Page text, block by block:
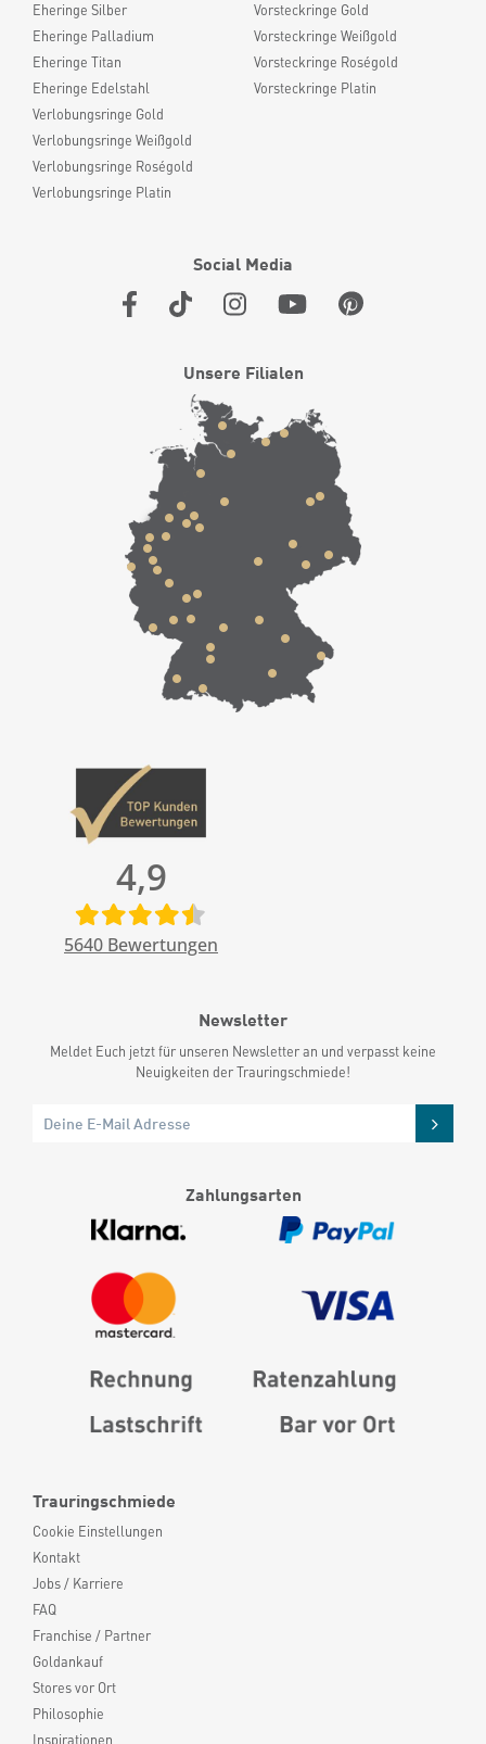
Eheringe Silber
Eheringe Palladium
Eheringe Titan
Eheringe Edelstahl
Verlobungsringe Gold
Verlobungsringe Weißgold
Verlobungsringe Roségold
Verlobungsringe Platin
Vorsteckringe Gold
Vorsteckringe Weißgold
Vorsteckringe Roségold
Vorsteckringe Platin
Trauringschmiede
Cookie Einstellungen
Kontakt
Jobs / Karriere
FAQ
Franchise / Partner
Goldankauf
Stores vor Ort
Philosophie
Inspirationen
Social Media
Unsere Filialen
4,9
5640 Bewertungen
Newsletter
Meldet Euch jetzt für unseren Newsletter an und verpasst keine
Neuigkeiten der Trauringschmiede!
Zahlungsarten